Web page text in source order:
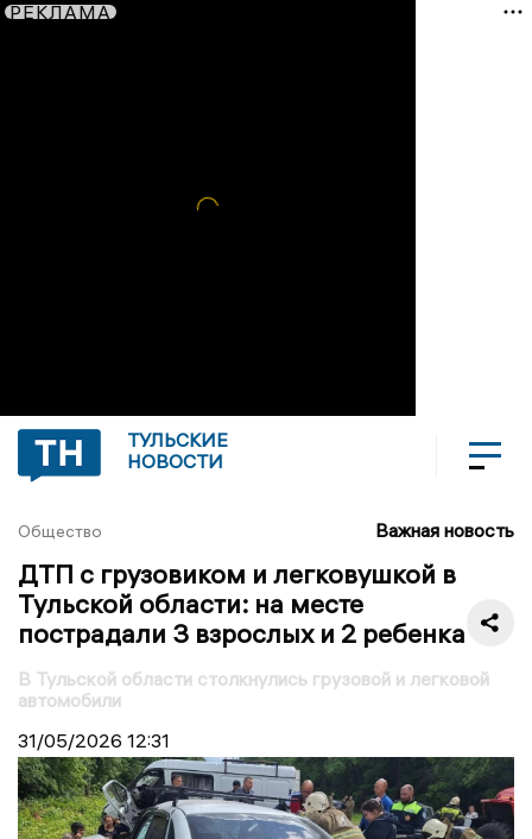
РЕКЛАМА
ТУЛЬСКИЕ
НОВОСТИ
Общество Важная новость
ДТП с грузовиком и легковушкой в
Тульской области: на месте
пострадали 3 взрослых и 2 ребенка
В Тульской области столкнулись грузовой и легковой
автомобили
31/05/2026 12:31